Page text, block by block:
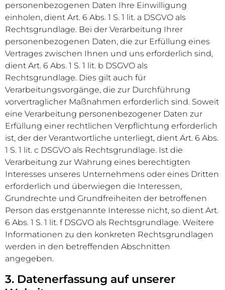
personenbezogenen Daten Ihre Einwilligung
einholen, dient Art. 6 Abs. 1 S. 1 lit. a DSGVO als
Rechtsgrundlage. Bei der Verarbeitung Ihrer
personenbezogenen Daten, die zur Erfüllung eines
Vertrages zwischen Ihnen und uns erforderlich sind,
dient Art. 6 Abs. 1 S. 1 lit. b DSGVO als
Rechtsgrundlage. Dies gilt auch für
Verarbeitungsvorgänge, die zur Durchführung
vorvertraglicher Maßnahmen erforderlich sind. Soweit
eine Verarbeitung personenbezogener Daten zur
Erfüllung einer rechtlichen Verpflichtung erforderlich
ist, der der Verantwortliche unterliegt, dient Art. 6 Abs.
1 S. 1 lit. c DSGVO als Rechtsgrundlage. Ist die
Verarbeitung zur Wahrung eines berechtigten
Interesses unseres Unternehmens oder eines Dritten
erforderlich und überwiegen die Interessen,
Grundrechte und Grundfreiheiten der betroffenen
Person das erstgenannte Interesse nicht, so dient Art.
6 Abs. 1 S. 1 lit. f DSGVO als Rechtsgrundlage. Weitere
Informationen zu den konkreten Rechtsgrundlagen
werden in den betreffenden Abschnitten
angegeben.
3. Datenerfassung auf unserer